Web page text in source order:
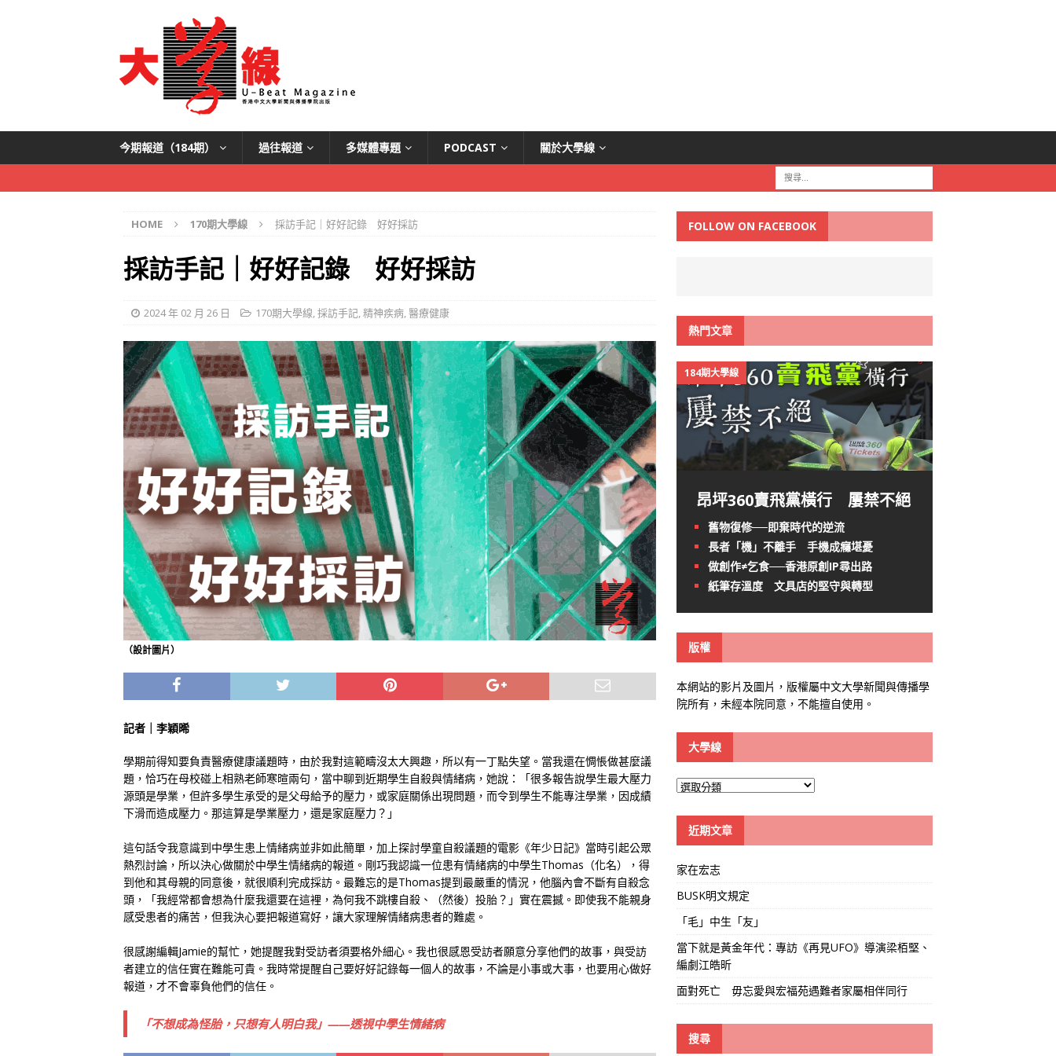
今期報道（184期） 過往報道 多媒體專題 PODCAST 關於大學線
HOME 170期大學線 採訪手記｜好好記錄 好好採訪
採訪手記｜好好記錄 好好採訪
2024 年 02 月 26 日 170期大學線,採訪手記,精神疾病,醫療健康
（設計圖片）
記者｜李穎晞
學期前得知要負責醫療健康議題時，由於我對這範疇沒太大興趣，所以有一丁點失望。當我還在惆悵做甚麼議
題，恰巧在母校碰上相熟老師寒暄兩句，當中聊到近期學生自殺與情緒病，她說：「很多報告說學生最大壓力
源頭是學業，但許多學生承受的是父母給予的壓力，或家庭關係出現問題，而令到學生不能專注學業，因成績
下滑而造成壓力。那這算是學業壓力，還是家庭壓力？」
這句話令我意識到中學生患上情緒病並非如此簡單，加上探討學童自殺議題的電影《年少日記》當時引起公眾
熱烈討論，所以決心做關於中學生情緒病的報道。剛巧我認識一位患有情緒病的中學生Thomas（化名），得
到他和其母親的同意後，就很順利完成採訪。最難忘的是Thomas提到最嚴重的情況，他腦內會不斷有自殺念
頭，「我經常都會想為什麼我還要在這裡，為何我不跳樓自殺、（然後）投胎？」實在震撼。即使我不能親身
感受患者的痛苦，但我決心要把報道寫好，讓大家理解情緒病患者的難處。
很感謝編輯Jamie的幫忙，她提醒我對受訪者須要格外細心。我也很感恩受訪者願意分享他們的故事，與受訪
者建立的信任實在難能可貴。我時常提醒自己要好好記錄每一個人的故事，不論是小事或大事，也要用心做好
報道，才不會辜負他們的信任。
「不想成為怪胎，只想有人明白我」——透視中學生情緒病
FOLLOW ON FACEBOOK
熱門文章
184期大學線
昂坪360賣飛黨橫行 屢禁不絕
舊物復修──即棄時代的逆流
長者「機」不離手 手機成癮堪憂
做創作≠乞食──香港原創IP尋出路
紙筆存溫度 文具店的堅守與轉型
版權
本網站的影片及圖片，版權屬中文大學新聞與傳播學
院所有，未經本院同意，不能擅自使用。
大學線
大
線
近期文章
家在宏志
BUSK明文規定
「毛」中生「友」
當下就是黃金年代：專訪《再見UFO》導演梁栢堅、
編劇江皓昕
面對死亡 毋忘愛與宏福苑遇難者家屬相伴同行
搜尋